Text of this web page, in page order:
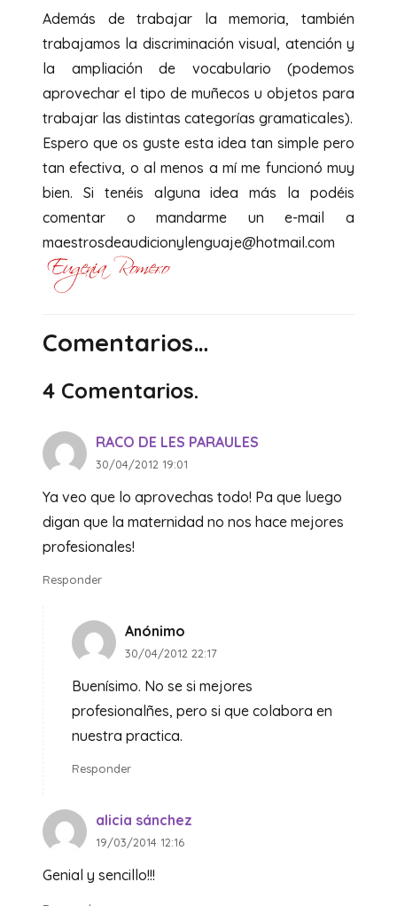
Además de trabajar la memoria, también
trabajamos la discriminación visual, atención y
la ampliación de vocabulario (podemos
aprovechar el tipo de muñecos u objetos para
trabajar las distintas categorías gramaticales).
Espero que os guste esta idea tan simple pero
tan efectiva, o al menos a mí me funcionó muy
bien. Si tenéis alguna idea más la podéis
comentar o mandarme un e-mail a
maestrosdeaudicionylenguaje@hotmail.com
Comentarios…
4 Comentarios.
RACO DE LES PARAULES
30/04/2012 19:01
Ya veo que lo aprovechas todo! Pa que luego
digan que la maternidad no nos hace mejores
profesionales!
Responder
Anónimo
30/04/2012 22:17
Buenísimo. No se si mejores
profesionalñes, pero si que colabora en
nuestra practica.
Responder
alicia sánchez
19/03/2014 12:16
Genial y sencillo!!!